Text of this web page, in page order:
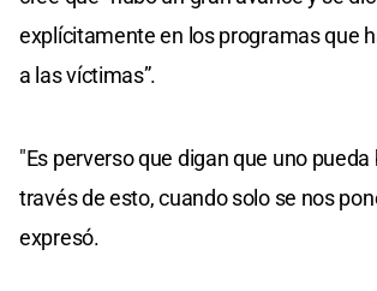
explícitamente en los programas que
a las víctimas”.
"Es perverso que digan que uno
través de esto, cuando solo se nos
expresó.